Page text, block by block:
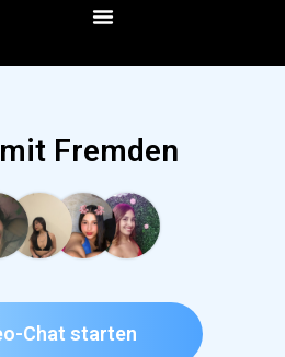
Fremden
Chat starten